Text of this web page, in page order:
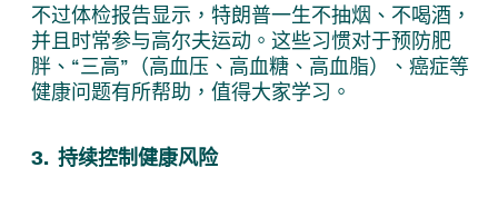
不过体检报告显示，特朗普一生不抽烟、不喝酒，
并且时常参与高尔夫运动。这些习惯对于预防肥
胖、“三高”（高血压、高血糖、高血脂）、癌症等
健康问题有所帮助，值得大家学习。
3. 持续控制健康风险